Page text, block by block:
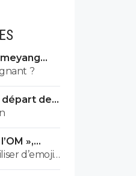
saignant ?
départ de
»,
d’emojis
qui a un